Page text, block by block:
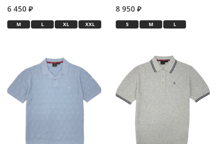
6 450 ₽
M L XL XXL
8 950 ₽
S M L